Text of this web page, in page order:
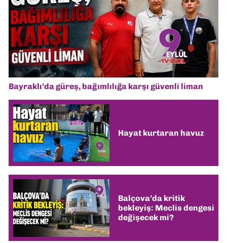
Bayraklı’da güreş, bağımlılığa karşı güvenli liman
Hayat kurtaran havuz
Balçova’da kritik
bekleyiş: Meclis dengesi
değişecek mi?